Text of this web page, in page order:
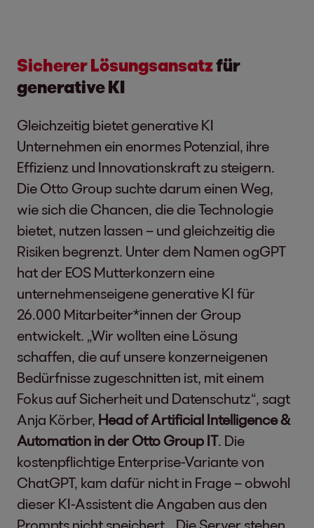
Sicherer Lösungsansatzfür
generative KI
Gleichzeitig bietet generative KI
Unternehmen ein enormes Potenzial, ihre
Effizienz und Innovationskraft zu steigern.
Die Otto Group suchte darum einen Weg,
wie sich die Chancen, die die Technologie
bietet, nutzen lassen – und gleichzeitig die
Risiken begrenzt. Unter dem Namen ogGPT
hat der EOS Mutterkonzern eine
unternehmenseigene generative KI für
26.000 Mitarbeiter*innen der Group
entwickelt. „Wir wollten eine Lösung
schaffen, die auf unsere konzerneigenen
Bedürfnisse zugeschnitten ist, mit einem
Fokus auf Sicherheit und Datenschutz“, sagt
Anja Körber, Head of Artificial Intelligence &
Automation in der Otto Group IT. Die
kostenpflichtige Enterprise-Variante von
ChatGPT, kam dafür nicht in Frage – obwohl
dieser KI-Assistent die Angaben aus den
Prompts nicht speichert. „Die Server stehen